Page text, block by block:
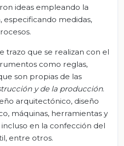
ideas empleando la
especificando medidas,
trazo que se realizan con el
como reglas,
son propias de las
y de la producción.
arquitectónico, diseño
máquinas, herramientas y
en la confección del
entre otros.